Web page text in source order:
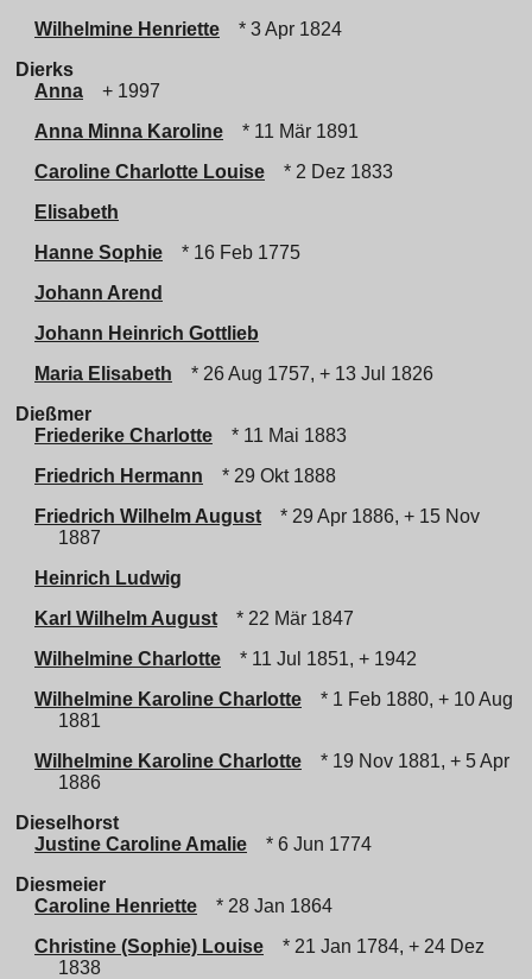
Wilhelmine Henriette
* 3 Apr 1824
Dierks
Anna
+ 1997
Anna Minna Karoline
* 11 Mär 1891
Caroline Charlotte Louise
* 2 Dez 1833
Elisabeth
Hanne Sophie
* 16 Feb 1775
Johann Arend
Johann Heinrich Gottlieb
Maria Elisabeth
* 26 Aug 1757, + 13 Jul 1826
Dießmer
Friederike Charlotte
* 11 Mai 1883
Friedrich Hermann
* 29 Okt 1888
Friedrich Wilhelm August
* 29 Apr 1886, + 15 Nov
1887
Heinrich Ludwig
Karl Wilhelm August
* 22 Mär 1847
Wilhelmine Charlotte
* 11 Jul 1851, + 1942
Wilhelmine Karoline Charlotte
* 1 Feb 1880, + 10 Aug
1881
Wilhelmine Karoline Charlotte
* 19 Nov 1881, + 5 Apr
1886
Dieselhorst
Justine Caroline Amalie
* 6 Jun 1774
Diesmeier
Caroline Henriette
* 28 Jan 1864
Christine (Sophie) Louise
* 21 Jan 1784, + 24 Dez
1838